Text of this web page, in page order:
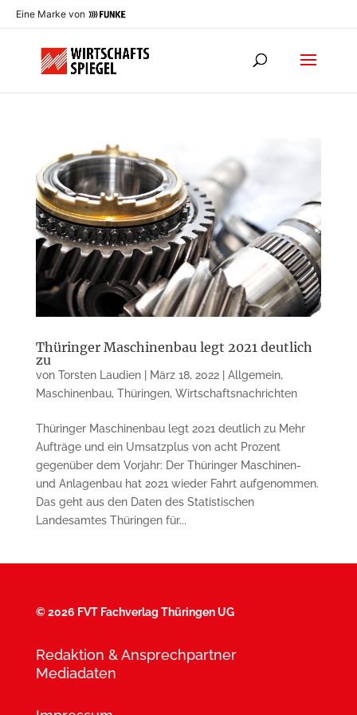
Eine Marke von
Thüringer Maschinenbau legt 2021 deutlich
zu
von Torsten Laudien| März 18, 2022| Allgemein,
Maschinenbau, Thüringen, Wirtschaftsnachrichten
Thüringer Maschinenbau legt 2021 deutlich zu Mehr
Aufträge und ein Umsatzplus von acht Prozent
gegenüber dem Vorjahr: Der Thüringer Maschinen-
und Anlagenbau hat 2021 wieder Fahrt aufgenommen.
Das geht aus den Daten des Statistischen
Landesamtes Thüringen für...
©2026 FVT Fachverlag Thüringen UG
Redaktion & Ansprechpartner
Mediadaten